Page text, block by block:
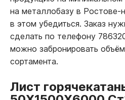
на металлобазу в
в этом убедиться. Заказ
сделать по телефону
можно забронировать
сортамента.
Лист